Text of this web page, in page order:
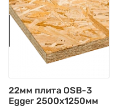
22мм плита OSB-3
Egger 2500х1250мм